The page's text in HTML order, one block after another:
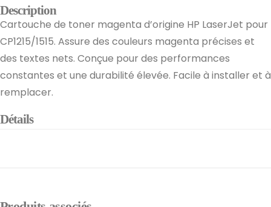
Description
Cartouche de toner magenta d’origine HP LaserJet pour
CP1215/1515. Assure des couleurs magenta précises et
des textes nets. Conçue pour des performances
constantes et une durabilité élevée. Facile à installer et à
remplacer.
Détails